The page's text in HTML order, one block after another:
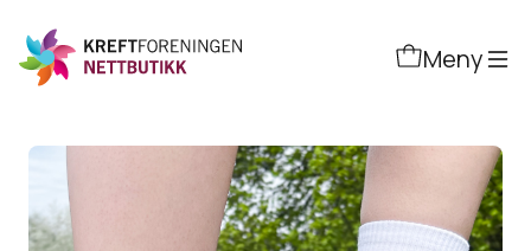
til
hovedinnhold
Meny